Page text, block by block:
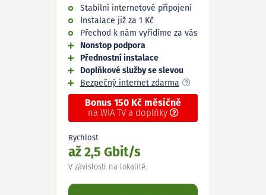
Stabilní internetové připojení
Instalace již za 1 Kč
Přechod k nám vyřídíme za vás
Nonstop podpora
Přednostní instalace
Doplňkové služby se slevou
Bezpečný internet zdarma
Bonus 150 Kč měsíčně
na WIA TV a doplňky
Rychlost
až 2,5 Gbit/s
V závislosti na lokalitě.